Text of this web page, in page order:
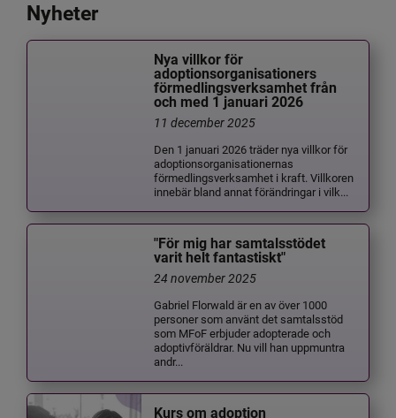
Nyheter
Nya villkor för
adoptionsorganisationers
förmedlingsverksamhet från
och med 1 januari 2026
11 december 2025
Den 1 januari 2026 träder nya villkor för
adoptionsorganisationernas
förmedlingsverksamhet i kraft. Villkoren
innebär bland annat förändringar i vilk...
"För mig har samtalsstödet
varit helt fantastiskt"
24 november 2025
Gabriel Florwald är en av över 1000
personer som använt det samtalsstöd
som MFoF erbjuder adopterade och
adoptivföräldrar. Nu vill han uppmuntra
andr...
Kurs om adoption